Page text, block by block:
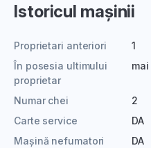
Istoricul mașinii
Proprietari anteriori
1
În posesia ultimului
proprietar
mai
Numar chei
2
Carte service
DA
Mașină nefumatori
DA